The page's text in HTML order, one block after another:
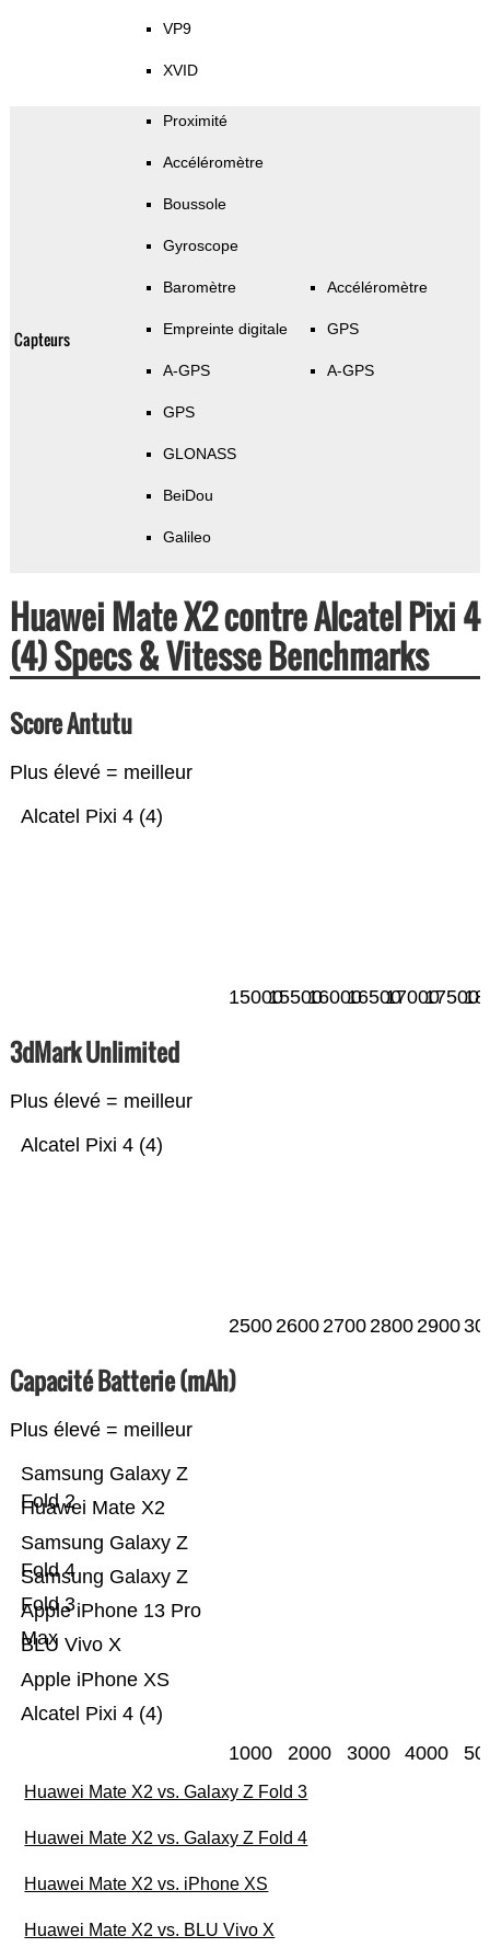
VP9
XVID
Capteurs
Proximité
Accéléromètre
Boussole
Gyroscope
Baromètre
Empreinte digitale
A-GPS
GPS
GLONASS
BeiDou
Galileo
Accéléromètre
GPS
A-GPS
Huawei Mate X2 contre Alcatel Pixi 4
(4) Specs & Vitesse Benchmarks
Score Antutu
Plus élevé = meilleur
Alcatel Pixi 4 (4)
150001550016000165001700017500
3dMark Unlimited
Plus élevé = meilleur
Alcatel Pixi 4 (4)
25002600270028002900
Capacité Batterie (mAh)
Plus élevé = meilleur
Alcatel Pixi 4 (4)
Apple iPhone XS
BLU Vivo X
Apple iPhone 13 Pro
Max
Samsung Galaxy Z
Fold 3
Samsung Galaxy Z
Fold 4
Huawei Mate X2
Samsung Galaxy Z
Fold 2
1000 2000 3000 4000
Huawei Mate X2 vs. Galaxy Z Fold 3
Huawei Mate X2 vs. Galaxy Z Fold 4
Huawei Mate X2 vs. iPhone XS
Huawei Mate X2 vs. BLU Vivo X